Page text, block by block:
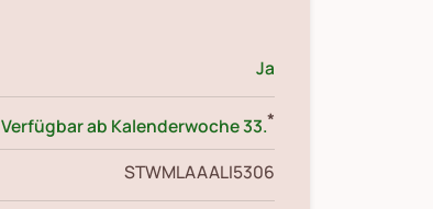
Ja
Verfügbar ab Kalenderwoche 33.*
STWMLAAALI5306